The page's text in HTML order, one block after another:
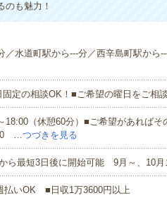
のも魅力！
／水道町駅から---分／西辛島町駅から
定の相談OK！■ご希望の曜日をご相
18:00（休憩60分）■ご希望があれば
…つづきを見る
最短3日後に開始可能 9月～、10月
いOK ■日収1万3600円以上